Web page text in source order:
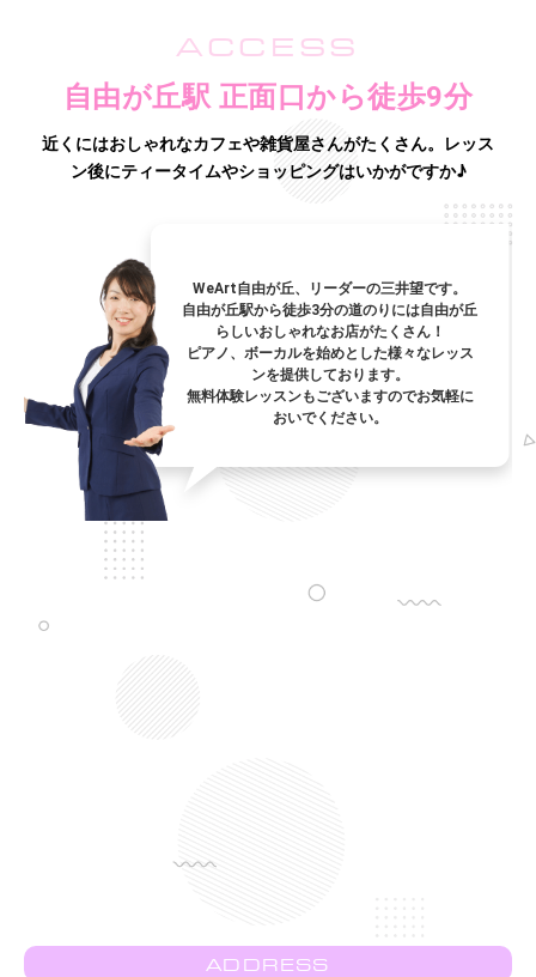
ACCESS
自由が丘駅 正面口から徒歩9分
近くにはおしゃれなカフェや雑貨屋さんがたくさん。
レッス
ン後にティータイムやショッピングはいかがですか♪
WeArt自由が丘、リーダーの三井望です。
自由が丘駅から徒歩3分の道のりには自由が丘
らしいおしゃれなお店がたくさん！
ピアノ、ボーカルを始めとした様々なレッス
ンを提供しております。
無料体験レッスンもございますのでお気軽に
おいでください。
ADDRESS